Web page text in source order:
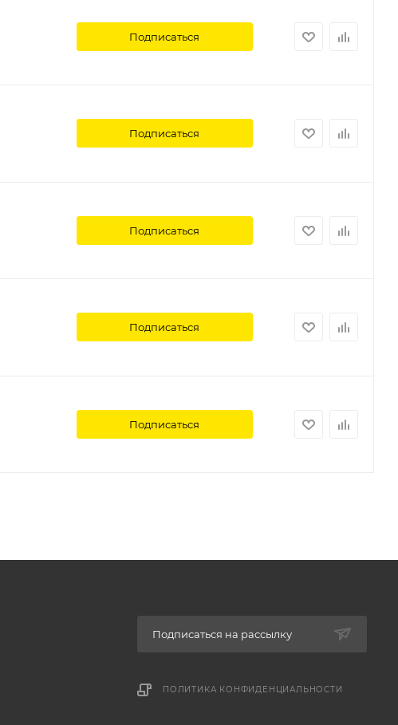
Подписаться
Подписаться
Подписаться
Подписаться
Подписаться
Подписаться на рассылку
ПОЛИТИКА КОНФИДЕНЦИАЛЬНОСТИ